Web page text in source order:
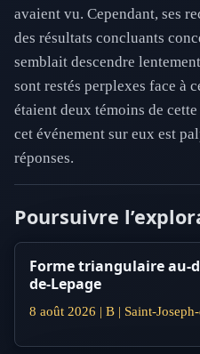
avaient vu. Cependant, ses
des résultats concluants
semblait descendre
sont restés perplexes face à
étaient deux témoins de
cet événement sur eux est
réponses.
Poursuivre
Forme triangulaire au-
de-Lepage
8 août 2026 | B | Saint-